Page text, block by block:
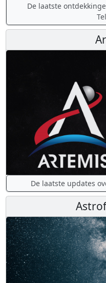
De laatste
De laatste updates